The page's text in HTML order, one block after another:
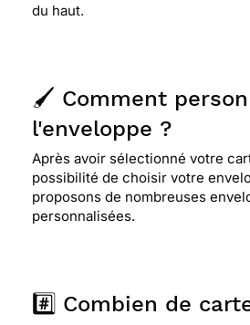
du haut.
🖌️ Comment
l'enveloppe ?
Après avoir sélectionné votre
possibilité de choisir votre
proposons de nombreuses
personnalisées.
#️⃣ Combien de